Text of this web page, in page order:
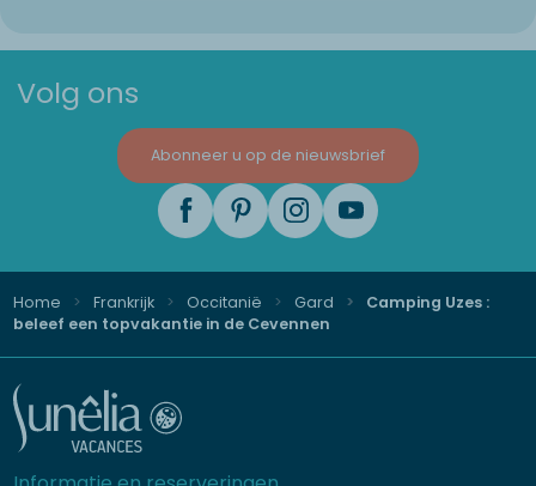
Volg ons
Abonneer u op de nieuwsbrief
Home Frankrijk Occitanië Gard
Camping Uzes :
beleef een topvakantie in de Cevennen